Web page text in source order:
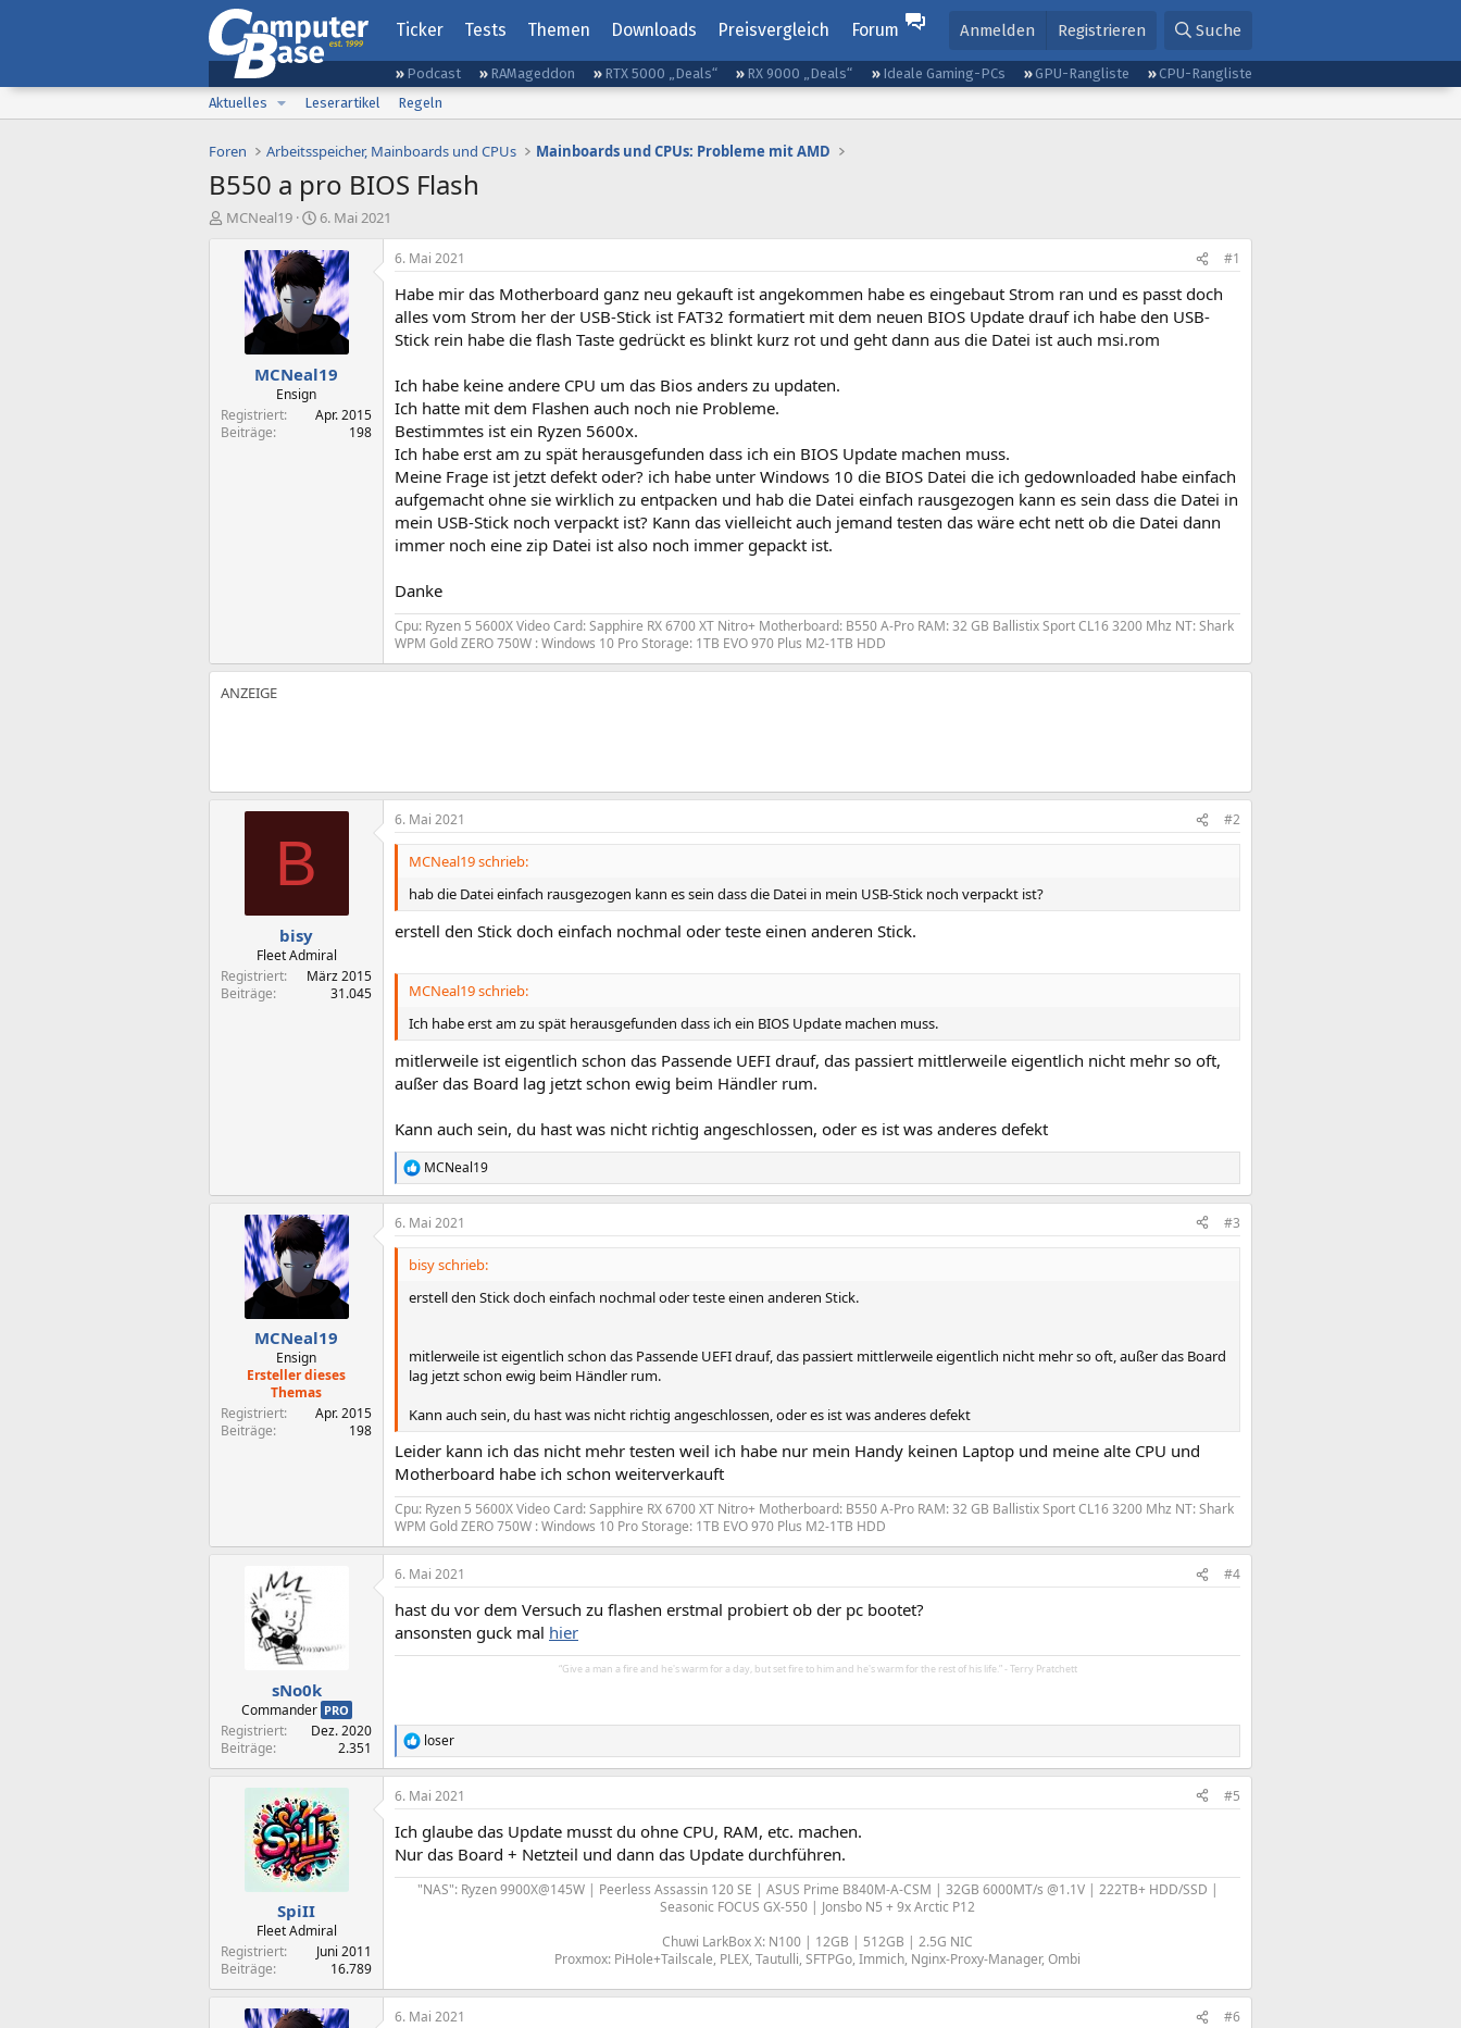
Ticker Tests Themen Downloads Preisvergleich Forum Anmelden Registrieren Suche
Podcast RAMageddon RTX 5000 „Deals“ RX 9000 „Deals“ Ideale Gaming-PCs GPU-Rangliste
CPU-Rangliste
Aktuelles
Leserartikel Regeln
Foren Arbeitsspeicher, Mainboards und CPUs Mainboards und CPUs: Probleme mit AMD
B550 a pro BIOS Flash
E
MCNeal19
E
s
t
e
l
t
a
6. Mai 2021
MCNeal19
Ensign
Registriert
Apr. 2015
Beiträge
198
6. Mai 2021 #1
Habe mir das Motherboard ganz neu gekauft ist angekommen habe es eingebaut Strom ran und es passt doch
alles vom Strom her der USB-Stick ist FAT32 formatiert mit dem neuen BIOS Update drauf ich habe den USB-
Stick rein habe die flash Taste gedrückt es blinkt kurz rot und geht dann aus die Datei ist auch msi.rom
Ich habe keine andere CPU um das Bios anders zu updaten.
Ich hatte mit dem Flashen auch noch nie Probleme.
Bestimmtes ist ein Ryzen 5600x.
Ich habe erst am zu spät herausgefunden dass ich ein BIOS Update machen muss.
Meine Frage ist jetzt defekt oder? ich habe unter Windows 10 die BIOS Datei die ich gedownloaded habe einfach
aufgemacht ohne sie wirklich zu entpacken und hab die Datei einfach rausgezogen kann es sein dass die Datei in
mein USB-Stick noch verpackt ist? Kann das vielleicht auch jemand testen das wäre echt nett ob die Datei dann
immer noch eine zip Datei ist also noch immer gepackt ist.
Danke
Cpu: Ryzen 5 5600X Video Card: Sapphire RX 6700 XT Nitro+ Motherboard: B550 A-Pro RAM: 32 GB Ballistix Sport CL16 3200 Mhz NT: Shark
WPM Gold ZERO 750W : Windows 10 Pro Storage: 1TB EVO 970 Plus M2-1TB HDD
B
bisy
Fleet Admiral
Registriert
März 2015
Beiträge
31.045
6. Mai 2021 #2
MCNeal19 schrieb:
hab die Datei einfach rausgezogen kann es sein dass die Datei in mein USB-Stick noch verpackt ist?
erstell den Stick doch einfach nochmal oder teste einen anderen Stick.
MCNeal19 schrieb:
Ich habe erst am zu spät herausgefunden dass ich ein BIOS Update machen muss.
mitlerweile ist eigentlich schon das Passende UEFI drauf, das passiert mittlerweile eigentlich nicht mehr so oft,
außer das Board lag jetzt schon ewig beim Händler rum.
Kann auch sein, du hast was nicht richtig angeschlossen, oder es ist was anderes defekt
R
e
a
k
t
n
MCNeal19
MCNeal19
Ensign
Ersteller dieses
Themas
Registriert
Apr. 2015
Beiträge
198
6. Mai 2021 #3
bisy schrieb:
erstell den Stick doch einfach nochmal oder teste einen anderen Stick.
mitlerweile ist eigentlich schon das Passende UEFI drauf, das passiert mittlerweile eigentlich nicht mehr so oft, außer das Board
lag jetzt schon ewig beim Händler rum.
Kann auch sein, du hast was nicht richtig angeschlossen, oder es ist was anderes defekt
Leider kann ich das nicht mehr testen weil ich habe nur mein Handy keinen Laptop und meine alte CPU und
Motherboard habe ich schon weiterverkauft
Cpu: Ryzen 5 5600X Video Card: Sapphire RX 6700 XT Nitro+ Motherboard: B550 A-Pro RAM: 32 GB Ballistix Sport CL16 3200 Mhz NT: Shark
WPM Gold ZERO 750W : Windows 10 Pro Storage: 1TB EVO 970 Plus M2-1TB HDD
sNo0k
Commander PRO
Registriert
Dez. 2020
Beiträge
2.351
6. Mai 2021 #4
hast du vor dem Versuch zu flashen erstmal probiert ob der pc bootet?
ansonsten guck mal hier
“Give a man a fire and he's warm for a day, but set fire to him and he's warm for the rest of his life.” - Terry Pratchett
R
e
a
k
i
o
loser
SpiII
Fleet Admiral
Registriert
Juni 2011
Beiträge
16.789
6. Mai 2021 #5
Ich glaube das Update musst du ohne CPU, RAM, etc. machen.
Nur das Board + Netzteil und dann das Update durchführen.
"NAS": Ryzen 9900X@145W | Peerless Assassin 120 SE | ASUS Prime B840M-A-CSM | 32GB 6000MT/s @1.1V | 222TB+ HDD/SSD |
Seasonic FOCUS GX-550 | Jonsbo N5 + 9x Arctic P12
Chuwi LarkBox X: N100 | 12GB | 512GB | 2.5G NIC
Proxmox: PiHole+Tailscale, PLEX, Tautulli, SFTPGo, Immich, Nginx-Proxy-Manager, Ombi
6. Mai 2021 #6